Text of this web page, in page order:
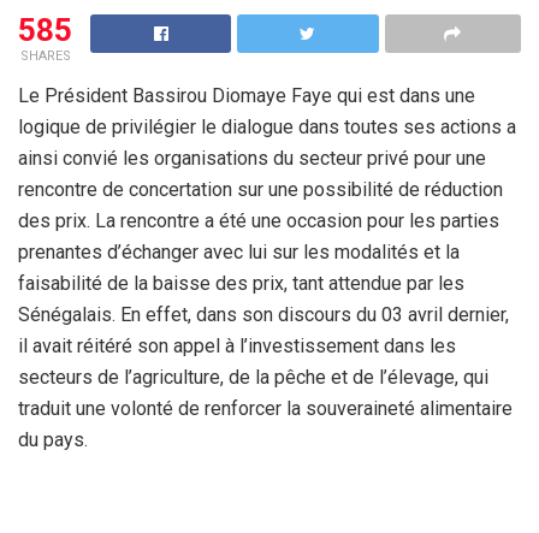
585
SHARES
Le Président Bassirou Diomaye Faye qui est dans une
logique de privilégier le dialogue dans toutes ses actions a
ainsi convié les organisations du secteur privé pour une
rencontre de concertation sur une possibilité de réduction
des prix. La rencontre a été une occasion pour les parties
prenantes d’échanger avec lui sur les modalités et la
faisabilité de la baisse des prix, tant attendue par les
Sénégalais. En effet, dans son discours du 03 avril dernier,
il avait réitéré son appel à l’investissement dans les
secteurs de l’agriculture, de la pêche et de l’élevage, qui
traduit une volonté de renforcer la souveraineté alimentaire
du pays.